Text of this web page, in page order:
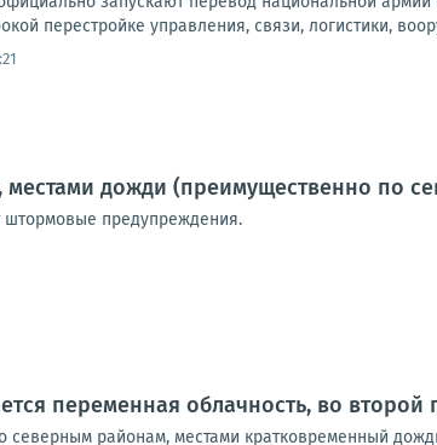
перестройке управления, связи, логистики,
местами дожди (преимущественно по
штормовые предупреждения.
переменная облачность, во второй
северным районам, местами кратковременный